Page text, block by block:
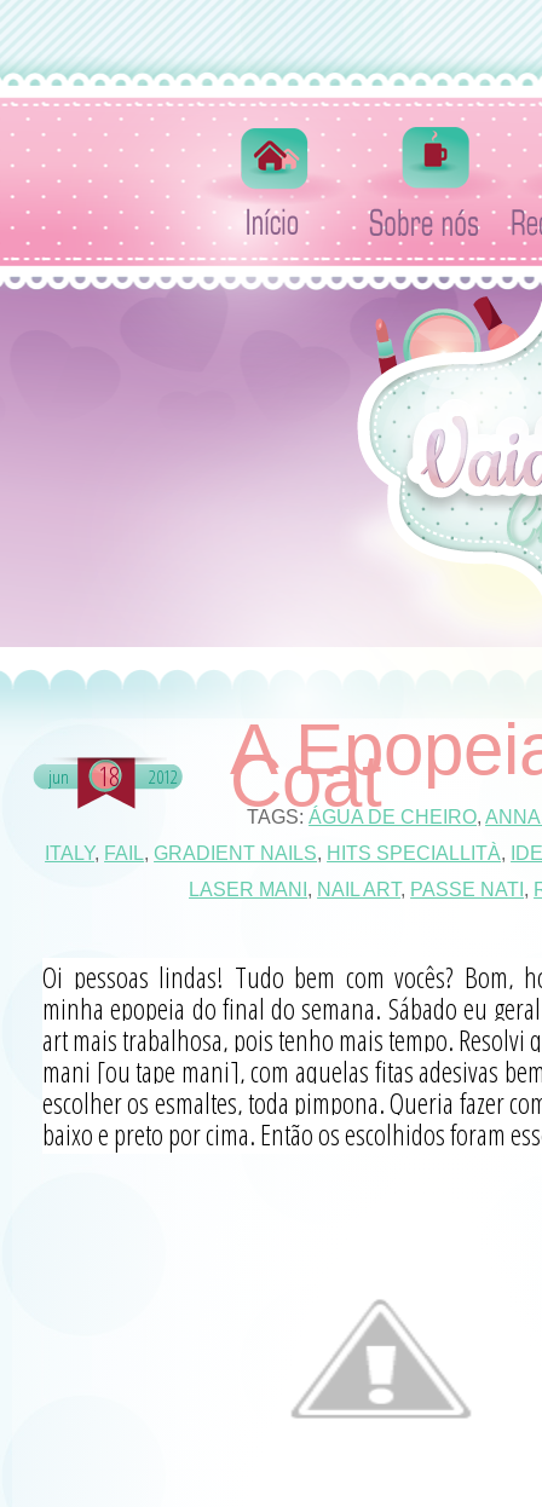
jun 18 2012 A
Coat
TAGS:ÁGUA DE CHEIRO,
ITALY, FAIL,GRADIENT NAILS, HITS SPECIALLITÀ,
LASER MANI , NAIL ART, PASSE NATI ,
Oi pessoas lindas! Tudo bem com vocês? Bom,
minha epopeia do final do semana. Sábado eu
art mais trabalhosa, pois tenho mais tempo. Resolvi
mani [ou tape mani], com aquelas fitas adesivas
escolher os esmaltes, toda pimpona. Queria fazer
baixo e preto por cima. Então os escolhidos foram